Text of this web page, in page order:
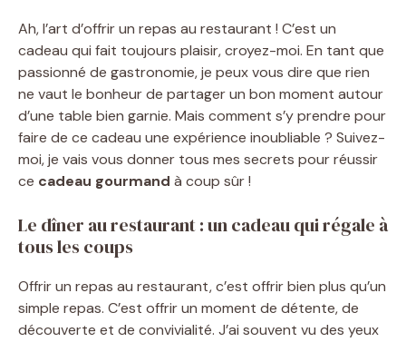
Ah, l’art d’offrir un repas au restaurant ! C’est un
cadeau qui fait toujours plaisir, croyez-moi. En tant que
passionné de gastronomie, je peux vous dire que rien
ne vaut le bonheur de partager un bon moment autour
d’une table bien garnie. Mais comment s’y prendre pour
faire de ce cadeau une expérience inoubliable ? Suivez-
moi, je vais vous donner tous mes secrets pour réussir
ce cadeau gourmand à coup sûr !
Le dîner au restaurant : un cadeau qui régale à
tous les coups
Offrir un repas au restaurant, c’est offrir bien plus qu’un
simple repas. C’est offrir un moment de détente, de
découverte et de convivialité. J’ai souvent vu des yeux